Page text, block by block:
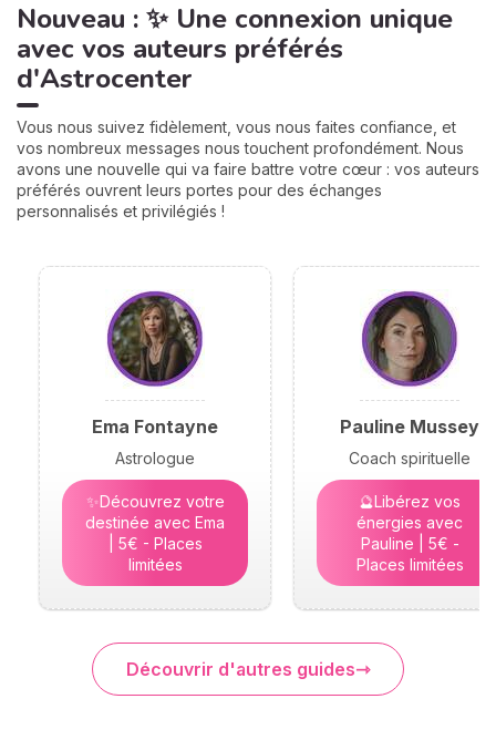
on trouve votre nombre
personnel, puis votre
mission de septembre,
chiffre par chiffre. 🔢
Nouveau : ✨ Une connexion unique
avec vos auteurs préférés
d'Astrocenter
Vous nous suivez fidèlement, vous nous faites confiance, et
vos nombreux messages nous touchent profondément. Nous
avons une nouvelle qui va faire battre votre cœur : vos auteurs
préférés ouvrent leurs portes pour des échanges
personnalisés et privilégiés !
Ema Fontayne
Astrologue
✨Découvrez votre
destinée avec Ema
| 5€ - Places
limitées
Pauline Mussey
Coach spirituelle
🔮Libérez vos
énergies avec
Pauline | 5€ -
Places limitées
Découvrir d'autres guides